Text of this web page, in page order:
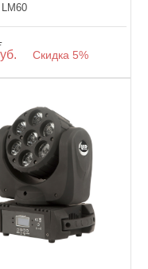
Скидка 5%